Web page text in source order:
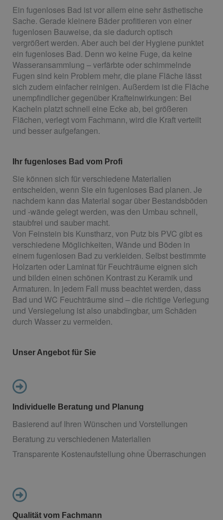
Ein fugenloses Bad ist vor allem eine sehr ästhetische
Sache. Gerade kleinere Bäder profitieren von einer
fugenlosen Bauweise, da sie dadurch optisch
vergrößert werden. Aber auch bei der Hygiene punktet
ein fugenloses Bad. Denn wo keine Fuge, da keine
Wasseransammlung – verfärbte oder schimmelnde
Fugen sind kein Problem mehr, die plane Fläche lässt
sich zudem einfacher reinigen. Außerdem ist die Fläche
unempfindlicher gegenüber Krafteinwirkungen: Bei
Kacheln platzt schnell eine Ecke ab, bei größeren
Flächen, verlegt vom Fachmann, wird die Kraft verteilt
und besser aufgefangen.
Ihr fugenloses Bad vom Profi
Sie können sich für verschiedene Materialien
entscheiden, wenn Sie ein fugenloses Bad planen. Je
nachdem kann das Material sogar über Bestandsböden
und -wände gelegt werden, was den Umbau schnell,
staubfrei und sauber macht.
Von Feinstein bis Kunstharz, von Putz bis PVC gibt es
verschiedene Möglichkeiten, Wände und Böden in
einem fugenlosen Bad zu verkleiden. Selbst bestimmte
Holzarten oder Laminat für Feuchträume eignen sich
und bilden einen schönen Kontrast zu Keramik und
Armaturen. In jedem Fall muss beachtet werden, dass
Bad und WC Feuchträume sind – die richtige Verlegung
und Versiegelung ist also unabdingbar, um Schäden
durch Wasser zu vermeiden.
Unser Angebot für Sie
Individuelle Beratung und Planung
Basierend auf Ihren Wünschen und Vorstellungen
Beratung zu verschiedenen Materialien
Transparente Kostenaufstellung ohne Überraschungen
Qualität vom Fachmann